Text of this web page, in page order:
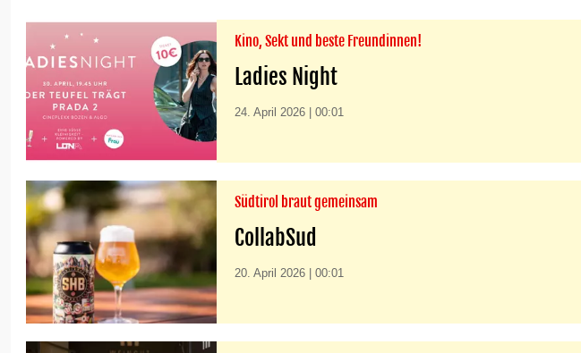
Kino, Sekt und beste Freundinnen!
Ladies Night
24. April 2026 | 00:01
Südtirol braut gemeinsam
CollabSud
20. April 2026 | 00:01